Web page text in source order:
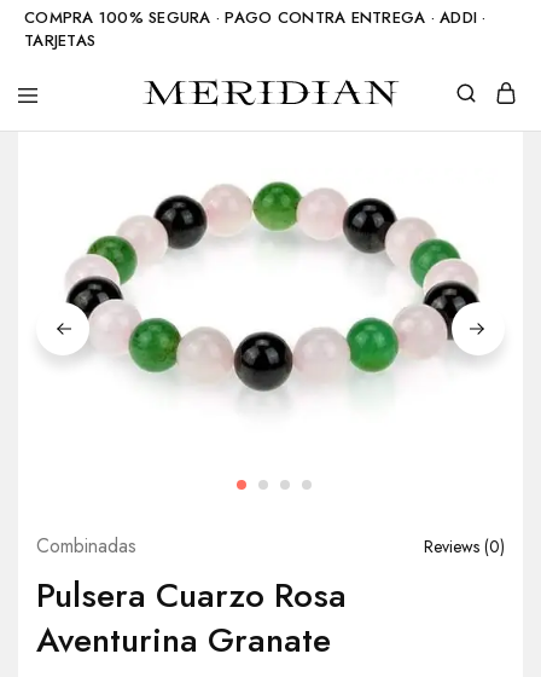
COMPRA 100% SEGURA · PAGO CONTRA ENTREGA · ADDI ·
TARJETAS
Meridian
Accesorios
Combinadas Reviews (0)
Pulsera Cuarzo Rosa
Aventurina Granate